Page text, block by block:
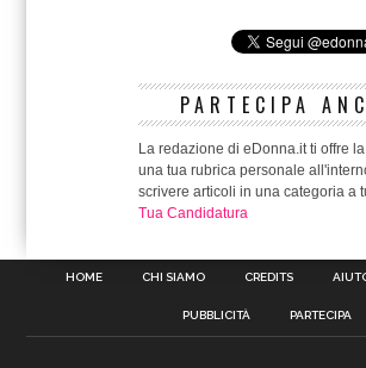
PARTECIPA
La redazione di eDonna.it ti offre
una tua rubrica personale
scrivere articoli in una categoria a
Tua Candidatura
HOME CHI SIAMO CREDITS
PUBBLICITÀ PARTECIPA